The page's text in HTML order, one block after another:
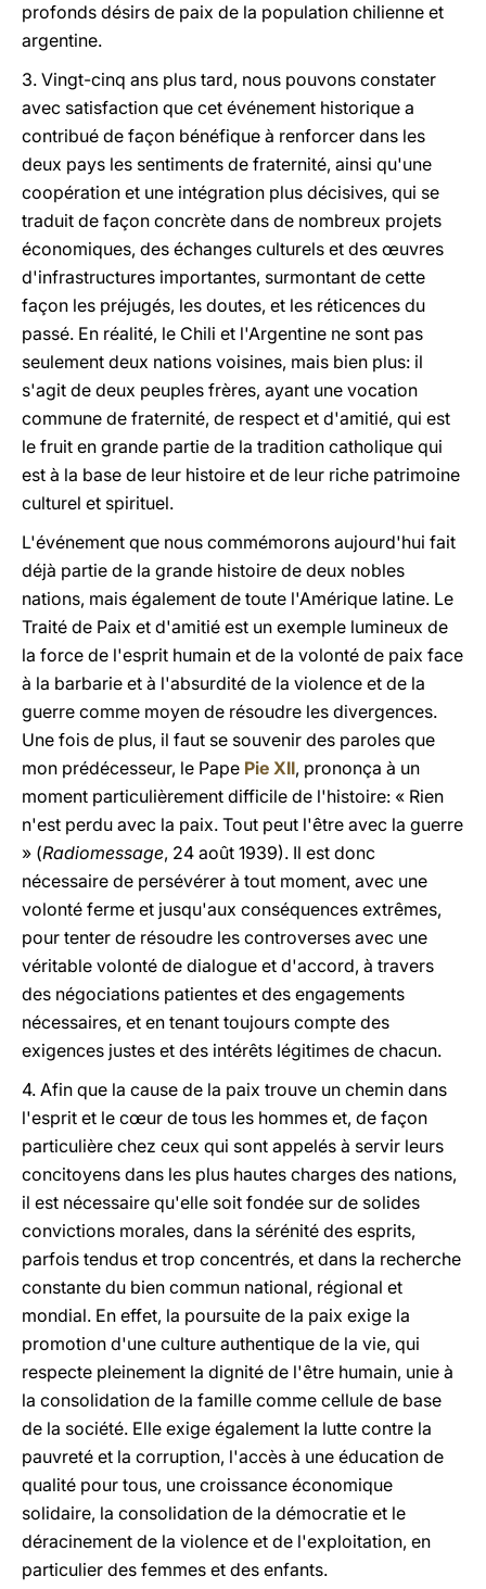
profonds désirs de paix de la population chilienne et
argentine.
3. Vingt-cinq ans plus tard, nous pouvons constater
avec satisfaction que cet événement historique a
contribué de façon bénéfique à renforcer dans les
deux pays les sentiments de fraternité, ainsi qu'une
coopération et une intégration plus décisives, qui se
traduit de façon concrète dans de nombreux projets
économiques, des échanges culturels et des œuvres
d'infrastructures importantes, surmontant de cette
façon les préjugés, les doutes, et les réticences du
passé. En réalité, le Chili et l'Argentine ne sont pas
seulement deux nations voisines, mais bien plus: il
s'agit de deux peuples frères, ayant une vocation
commune de fraternité, de respect et d'amitié, qui est
le fruit en grande partie de la tradition catholique qui
est à la base de leur histoire et de leur riche patrimoine
culturel et spirituel.
L'événement que nous commémorons aujourd'hui fait
déjà partie de la grande histoire de deux nobles
nations, mais également de toute l'Amérique latine. Le
Traité de Paix et d'amitié est un exemple lumineux de
la force de l'esprit humain et de la volonté de paix face
à la barbarie et à l'absurdité de la violence et de la
guerre comme moyen de résoudre les divergences.
Une fois de plus, il faut se souvenir des paroles que
mon prédécesseur, le Pape Pie XII, prononça à un
moment particulièrement difficile de l'histoire: « Rien
n'est perdu avec la paix. Tout peut l'être avec la guerre
» (Radiomessage, 24 août 1939). Il est donc
nécessaire de persévérer à tout moment, avec une
volonté ferme et jusqu'aux conséquences extrêmes,
pour tenter de résoudre les controverses avec une
véritable volonté de dialogue et d'accord, à travers
des négociations patientes et des engagements
nécessaires, et en tenant toujours compte des
exigences justes et des intérêts légitimes de chacun.
4. Afin que la cause de la paix trouve un chemin dans
l'esprit et le cœur de tous les hommes et, de façon
particulière chez ceux qui sont appelés à servir leurs
concitoyens dans les plus hautes charges des nations,
il est nécessaire qu'elle soit fondée sur de solides
convictions morales, dans la sérénité des esprits,
parfois tendus et trop concentrés, et dans la recherche
constante du bien commun national, régional et
mondial. En effet, la poursuite de la paix exige la
promotion d'une culture authentique de la vie, qui
respecte pleinement la dignité de l'être humain, unie à
la consolidation de la famille comme cellule de base
de la société. Elle exige également la lutte contre la
pauvreté et la corruption, l'accès à une éducation de
qualité pour tous, une croissance économique
solidaire, la consolidation de la démocratie et le
déracinement de la violence et de l'exploitation, en
particulier des femmes et des enfants.